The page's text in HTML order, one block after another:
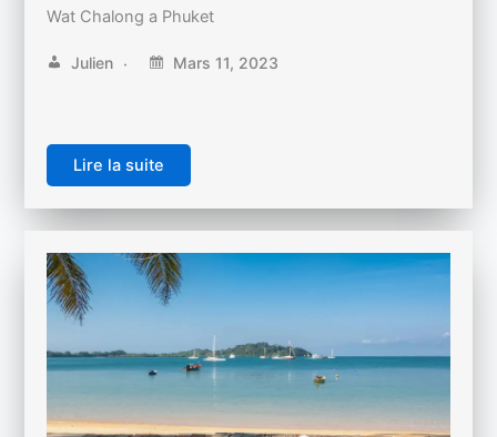
Wat Chalong a Phuket
Julien Mars 11, 2023
Lire la suite